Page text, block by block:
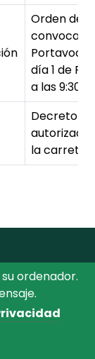
ordenador.
Orden del
día 1 de
a las 9:30
Decreto
la